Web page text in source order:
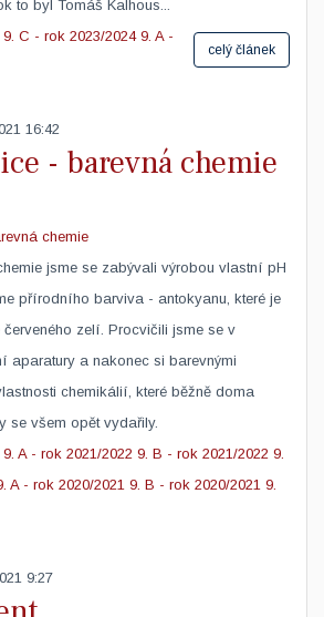
to byl Tomáš Kalhous...
celý článek
9. C - rok 2023/2024 9. A -
16:42
- barevná chemie
jsme se zabývali výrobou vlastní pH
přírodního barviva - antokyanu, které je
zelí. Procvičili jsme se v
aparatury a nakonec si barevnými
chemikálií, které běžně doma
se všem opět vydařily.
9. A - rok 2021/2022 9. B - rok 2021/2022 9.
A - rok 2020/2021 9. B - rok 2020/2021 9.
9:27